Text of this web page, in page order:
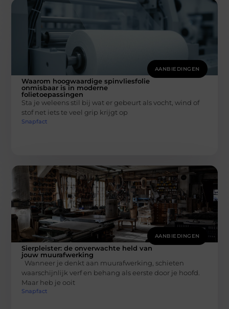
AANBIEDINGEN
Waarom hoogwaardige spinvliesfolie
onmisbaar is in moderne
folietoepassingen
Sta je weleens stil bij wat er gebeurt als vocht, wind of
stof net iets te veel grip krijgt op
Snapfact
AANBIEDINGEN
Sierpleister: de onverwachte held van
jouw muurafwerking
Wanneer je denkt aan muurafwerking, schieten
waarschijnlijk verf en behang als eerste door je hoofd.
Maar heb je ooit
Snapfact